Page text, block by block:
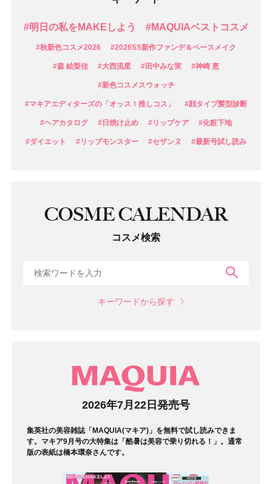
#明日の私をMAKEしよう #MAQUIAベストコスメ
#秋新色コスメ2026 #2026SS新作ファンデ＆ベースメイク
#森 絵梨佳 #大西流星 #田中みな実 #神崎 恵
#新色コスメスウォッチ
#マキアエディターズの「オッス！推しコス」 #顔タイプ髪型診断
#ヘアカタログ #日焼け止め #リップケア #化粧下地
#ダイエット #リップモンスター #セザンヌ #最新号試し読み
COSME CALENDAR
コスメ検索
キーワードから探す
2026年7月22日発売号
集英社の美容雑誌「MAQUIA(マキア)」を無料で試し読みできま
す。マキア9月号の大特集は「酷暑は美容で乗り切れる！」。通常
版の表紙は橋本環奈さんです。